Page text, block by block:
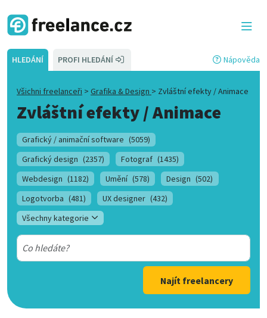
HLEDÁNÍ PROFI HLEDÁNÍ Nápověda
Všichni freelanceři > Grafika & Design > Zvláštní efekty / Animace
Zvláštní efekty / Animace
Grafický / animační software (5059)
Grafický design (2357) Fotograf (1435)
Webdesign (1182) Umění (578) Design (502)
Logotvorba (481) UX designer (432)
Všechny kategorie
Najít freelancery